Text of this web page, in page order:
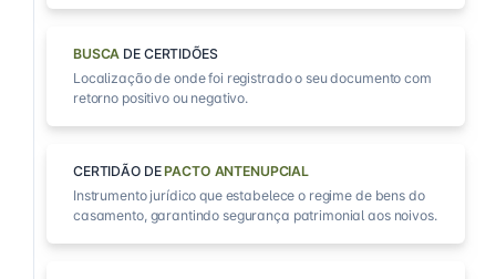
BUSCA DE CERTIDÕES
Localização de onde foi registrado o seu documento com
retorno positivo ou negativo.
CERTIDÃO DEPACTO ANTENUPCIAL
Instrumento jurídico que estabelece o regime de bens do
casamento, garantindo segurança patrimonial aos noivos.